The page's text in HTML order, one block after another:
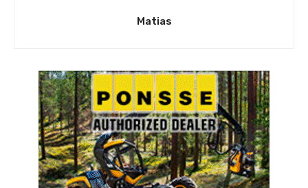
Matias